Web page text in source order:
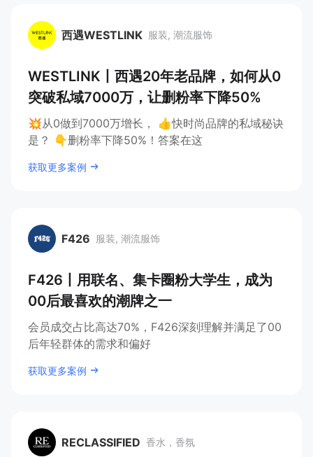
西遇WESTLINK 服装, 潮流服饰
西遇WESTLINK
WESTLINK丨西遇20年老品牌，如何从0
突破私域7000万，让删粉率下降50%
💥从0做到7000万增长， 👍快时尚品牌的私域秘诀
是？ 👇删粉率下降50%！答案在这
获取更多案例
F426 服装, 潮流服饰
F426
F426丨用联名、集卡圈粉大学生，成为
00后最喜欢的潮牌之一
会员成交占比高达70%，F426深刻理解并满足了00
后年轻群体的需求和偏好
获取更多案例
RECLASSIFIED 香水，香氛